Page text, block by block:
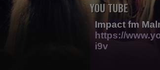
YOU TUBE
Impact fm
https://
i9v